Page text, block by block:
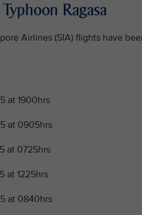
Ragasa
Airlines (SIA) flights have
at 1900hrs
at 0905hrs
at 0725hrs
at 1225hrs
at 0840hrs